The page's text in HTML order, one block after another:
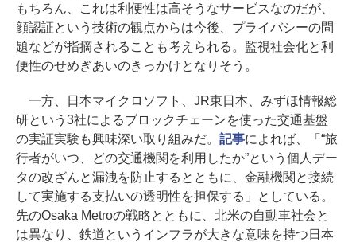
もちろん、これは利便性は高そうなサービスなのだが、
顔認証という技術の観点からは今後、プライバシーの問
題などが指摘されることも考えられる。監視社会化と利
便性のせめぎあいのきっかけとなりそう。
一方、日本マイクロソフト、JR東日本、みずほ情報総
研という3社によるブロックチェーンを使った交通基盤
の実証実験も興味深い取り組みだ。 記事によれば、「“旅
行者がいつ、どの交通機関を利用したか”という個人デー
タの改ざんと漏洩を防止するとともに、金融機関と接続
して実施する支払いの透明性を担保する」としている。
先のOsaka Metroの戦略とともに、北米の自動車社会と
は異なり、鉄道というインフラが大きな意味を持つ日本